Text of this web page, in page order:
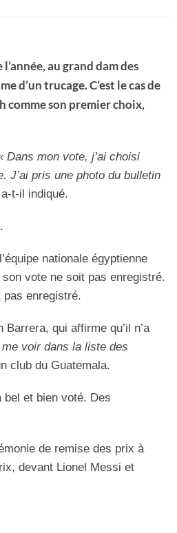
au grand dam des
trucage. C’est le cas de
comme son premier choix,
Dans mon vote, j’ai choisi
J’ai pris une photo du bulletin
t-il indiqué.
nationale égyptienne
vote ne soit pas enregistré.
pas enregistré.
qui affirme qu’il n’a
voir dans la liste des
club du Guatemala.
bel et bien voté. Des
de remise des prix à
devant Lionel Messi et